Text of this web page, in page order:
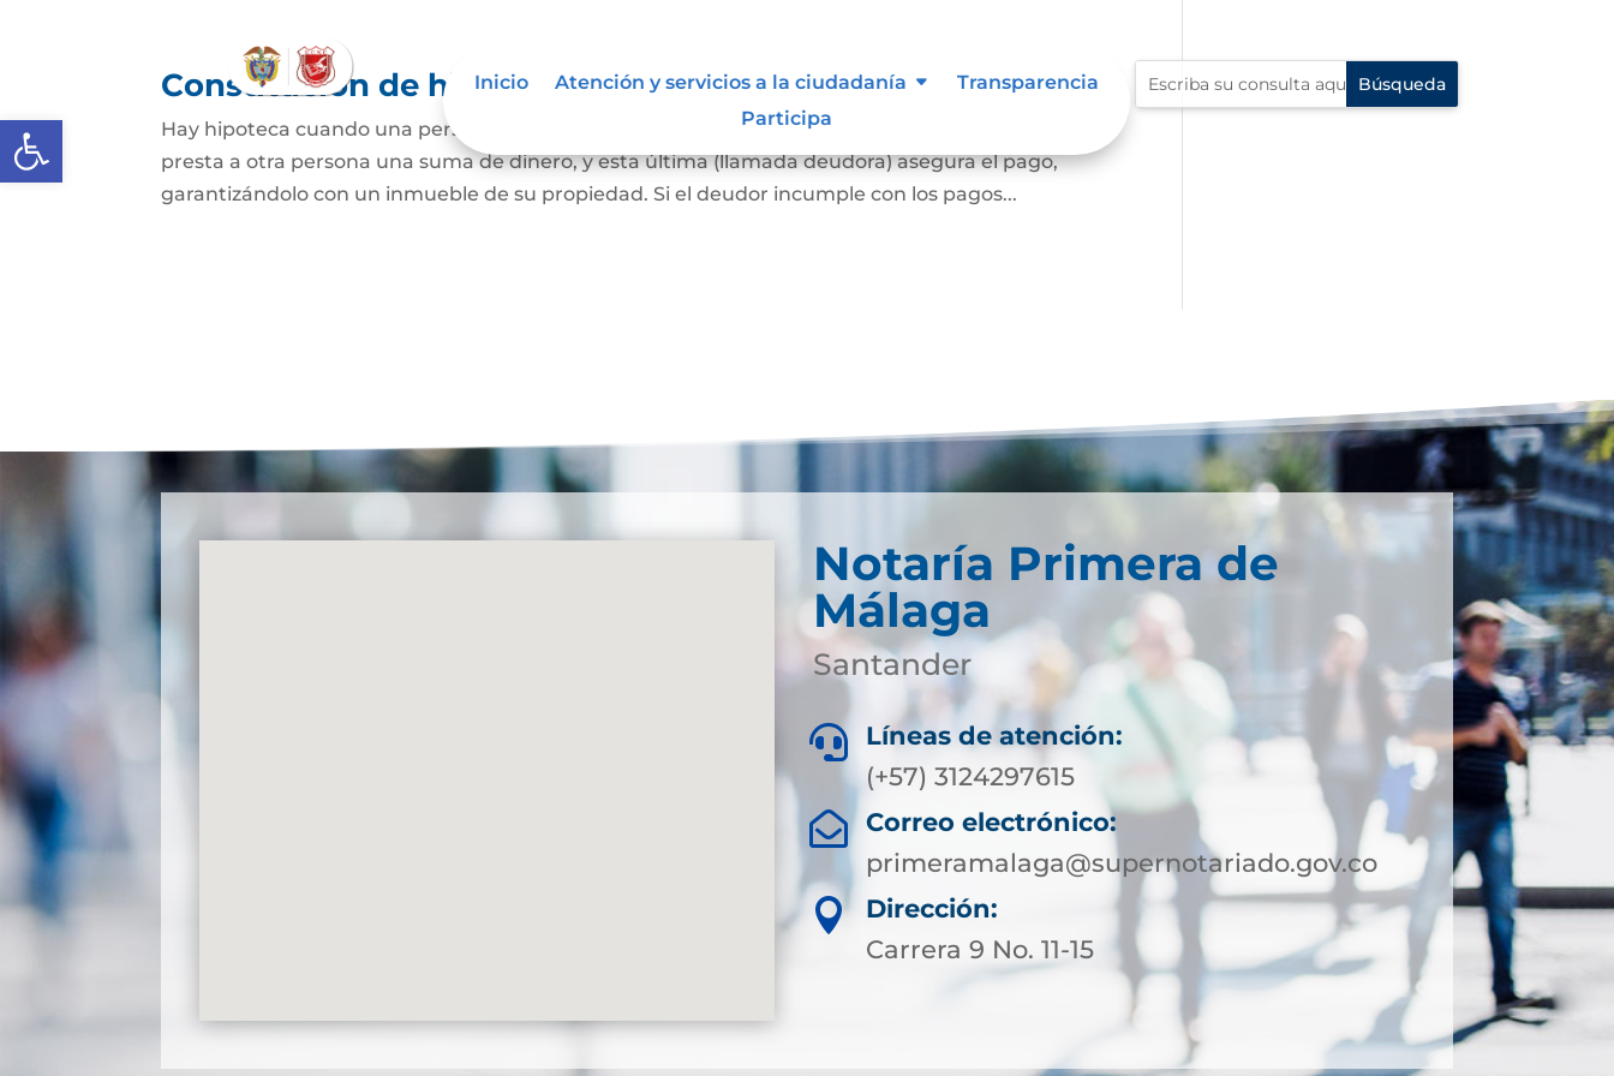
Abrir barra de herramientas
Inicio Atención y servicios a la ciudadanía
Transparencia
Participa
Constitución de hipoteca
Hay hipoteca cuando una persona, o un banco o una entidad financiera (llamada acreedora) le
presta a otra persona una suma de dinero, y esta última (llamada deudora) asegura el pago,
garantizándolo con un inmueble de su propiedad. Si el deudor incumple con los pagos...
Notaría Primera de
Málaga
Santander

Líneas de atención:
(+57) 3124297615

Correo electrónico:
primeramalaga@supernotariado.gov.co

Dirección:
Carrera 9 No. 11-15